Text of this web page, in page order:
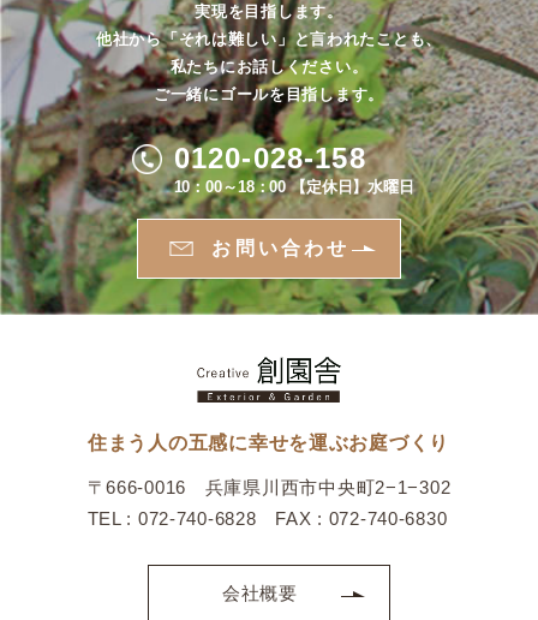
実現を目指します。
他社から「それは難しい」と言われたことも、
私たちにお話しください。
ご一緒にゴールを目指します。
0120-028-158
10：00～18：00 【定休日】水曜日
お問い合わせ
住まう人の五感に幸せを運ぶお庭づくり
〒666-0016 兵庫県川西市中央町2−1−302
TEL : 072-740-6828 FAX : 072-740-6830
会社概要